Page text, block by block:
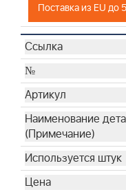
Поставка из EU до